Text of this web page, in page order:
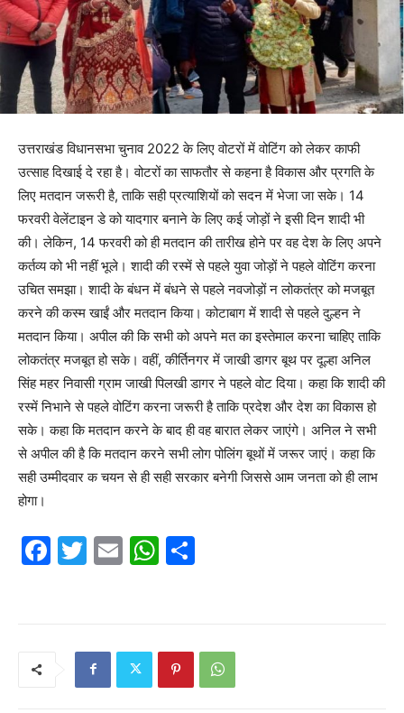
उत्तराखंड विधानसभा चुनाव 2022 के लिए वोटरों में वोटिंग को लेकर काफी
उत्साह दिखाई दे रहा है। वोटरों का साफतौर से कहना है विकास और प्रगति के
लिए मतदान जरूरी है, ताकि सही प्रत्याशियों को सदन में भेजा जा सके। 14
फरवरी वेलेंटाइन डे को यादगार बनाने के लिए कई जोड़ों ने इसी दिन शादी भी
की। लेकिन, 14 फरवरी को ही मतदान की तारीख होने पर वह देश के लिए अपने
कर्तव्य को भी नहीं भूले। शादी की रस्में से पहले युवा जोड़ों ने पहले वोटिंग करना
उचित समझा। शादी के बंधन में बंधने से पहले नवजोड़ों न लोकतंत्र को मजबूत
करने की कस्म खाईं और मतदान किया। कोटाबाग में शादी से पहले दुल्हन ने
मतदान किया। अपील की कि सभी को अपने मत का इस्तेमाल करना चाहिए ताकि
लोकतंत्र मजबूत हो सके। वहीं, कीर्तिनगर में जाखी डागर बूथ पर दूल्हा अनिल
सिंह महर निवासी ग्राम जाखी पिलखी डागर ने पहले वोट दिया। कहा कि शादी की
रस्में निभाने से पहले वोटिंग करना जरूरी है ताकि प्रदेश और देश का विकास हो
सके। कहा कि मतदान करने के बाद ही वह बारात लेकर जाएंगे। अनिल ने सभी
से अपील की है कि मतदान करने सभी लोग पोलिंग बूथों में जरूर जाएं। कहा कि
सही उम्मीदवार क चयन से ही सही सरकार बनेगी जिससे आम जनता को ही लाभ
होगा।
F
T
E
W
A
p